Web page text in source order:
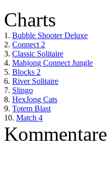
Charts
1. Bubble Shooter Deluxe
2. Connect 2
3. Classic Solitaire
4. Mahjong Connect Jungle
5. Blocks 2
6. River Solitaire
7. Slingo
8. HexJong Cats
9. Totem Blast
10. Match 4
Kommentare